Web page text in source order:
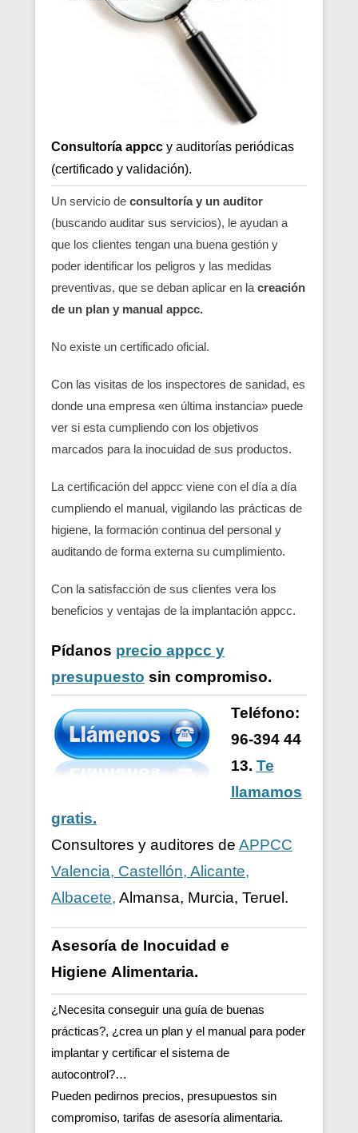
Consultoría appcc y auditorías periódicas
(certificado y validación).
Un servicio de consultoría y un auditor
(buscando auditar sus servicios), le ayudan a
que los clientes tengan una buena gestión y
poder identificar los peligros y las medidas
preventivas, que se deban aplicar en la creación
de un plan y manual appcc.
No existe un certificado oficial.
Con las visitas de los inspectores de sanidad, es
donde una empresa «en última instancia» puede
ver si esta cumpliendo con los objetivos
marcados para la inocuidad de sus productos.
La certificación del appcc viene con el día a día
cumpliendo el manual, vigilando las prácticas de
higiene, la formación continua del personal y
auditando de forma externa su cumplimiento.
Con la satisfacción de sus clientes vera los
beneficios y ventajas de la implantación appcc.
Pídanos precio appcc y
presupuesto sin compromiso.
Teléfono:
96-394 44
13. Te
llamamos
gratis.
Consultores y auditores de APPCC
Valencia, Castellón, Alicante,
Albacete, Almansa, Murcia, Teruel.
Asesoría de Inocuidad e
Higiene Alimentaria.
¿Necesita conseguir una guía de buenas
prácticas?, ¿crea un plan y el manual para poder
implantar y certificar el sistema de
autocontrol?…
Pueden pedirnos precios, presupuestos sin
compromiso, tarifas de asesoría alimentaria.